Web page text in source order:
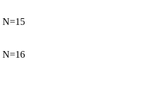
N=15
N=16